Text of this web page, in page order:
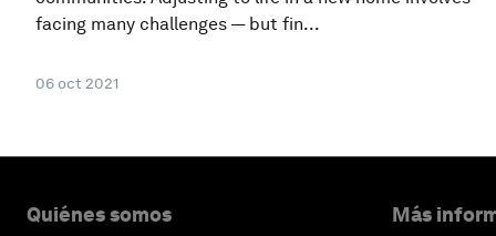
facing many challenges — but fin...
06 oct 2021
Quiénes somos Más